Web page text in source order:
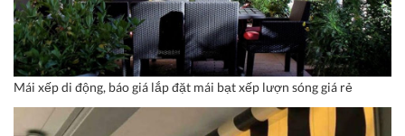
Mái xếp di động, báo giá lắp đặt mái bạt xếp lượn sóng giá rẻ